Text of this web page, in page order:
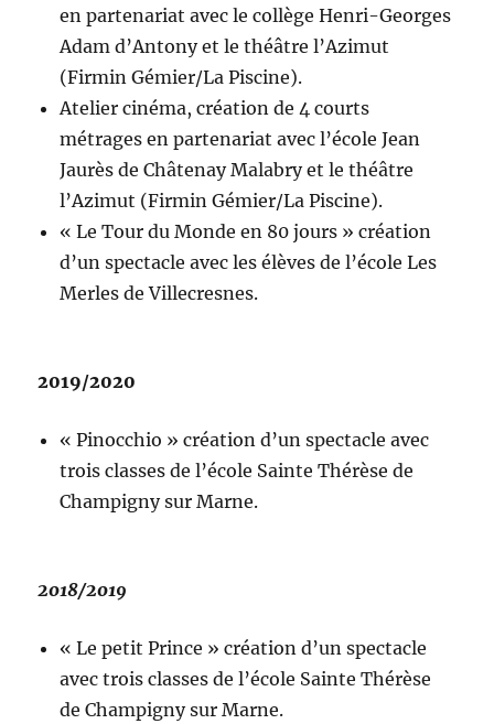
en partenariat avec le collège Henri-Georges
Adam d’Antony et le théâtre l’Azimut
(Firmin Gémier/La Piscine).
Atelier cinéma, création de 4 courts
métrages en partenariat avec l’école Jean
Jaurès de Châtenay Malabry et le théâtre
l’Azimut (Firmin Gémier/La Piscine).
« Le Tour du Monde en 80 jours » création
d’un spectacle avec les élèves de l’école Les
Merles de Villecresnes.
2019/2020
« Pinocchio » création d’un spectacle avec
trois classes de l’école Sainte Thérèse de
Champigny sur Marne.
2018/2019
« Le petit Prince » création d’un spectacle
avec trois classes de l’école Sainte Thérèse
de Champigny sur Marne.